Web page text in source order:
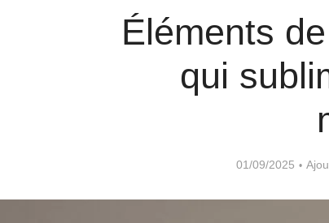
Éléments
qui
01/09/2025